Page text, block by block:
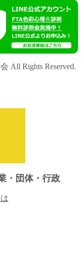
All Rights Reserved.
・団体・行政